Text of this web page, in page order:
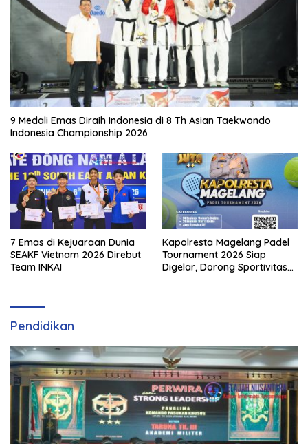
9 Medali Emas Diraih Indonesia di 8 Th Asian Taekwondo
Indonesia Championship 2026
7 Emas di Kejuaraan Dunia
SEAKF Vietnam 2026 Direbut
Team INKAI
Kapolresta Magelang Padel
Tournament 2026 Siap
Digelar, Dorong Sportivitas
Pendidikan